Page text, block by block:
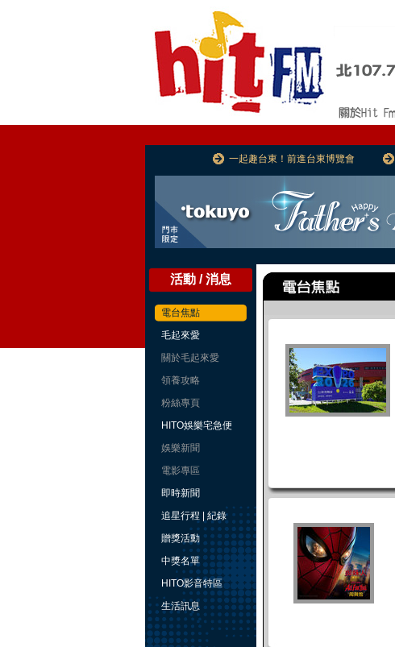
一起趣台東！前進台東博覽會
活動 / 消息
電台焦點
毛起來愛
關於毛起來愛
領養攻略
粉絲專頁
HITO娛樂宅急便
娛樂新聞
電影專區
即時新聞
追星行程 | 紀錄
贈獎活動
中獎名單
HITO影音特區
生活訊息